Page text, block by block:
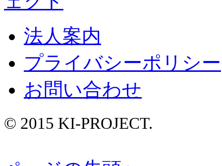
法人案内
プライバシーポリシー
お問い合わせ
© 2015 KI-PROJECT.